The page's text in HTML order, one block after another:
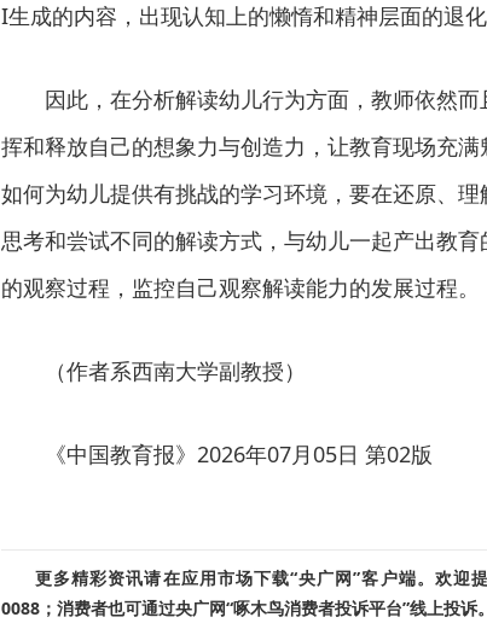
I生成的内容，出现认知上的懒惰和精神层面的退化
因此，在分析解读幼儿行为方面，教师依然而
挥和释放自己的想象力与创造力，让教育现场充
如何为幼儿提供有挑战的学习环境，要在还原、
思考和尝试不同的解读方式，与幼儿一起产出教
的观察过程，监控自己观察解读能力的发展过程。
（作者系西南大学副教授）
《中国教育报》2026年07月05日 第02版
更多精彩资讯请在应用市场下载“央广网”客户端。欢迎
0088；消费者也可通过央广网“啄木鸟消费者投诉平台”线上投诉